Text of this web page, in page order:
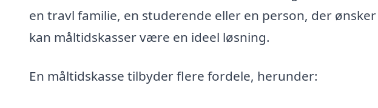
en travl familie, en studerende eller en person, der
kan måltidskasser være en ideel løsning.
En måltidskasse tilbyder flere fordele, herunder: